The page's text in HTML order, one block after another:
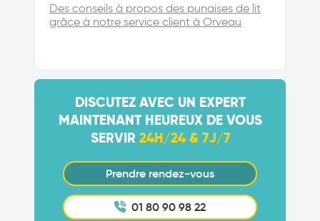
Des conseils à propos des punaises de lit
grâce à notre service client à Orveau
DISCUTEZ AVEC UN EXPERT
MAINTENANT HEUREUX DE VOUS
SERVIR 24H/24 & 7J/7
Prendre rendez-vous
01 80 90 98 22